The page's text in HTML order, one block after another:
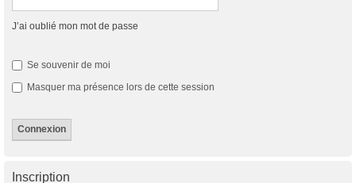
J’ai oublié mon mot de passe
Se souvenir de moi
Masquer ma présence lors de cette session
Inscription